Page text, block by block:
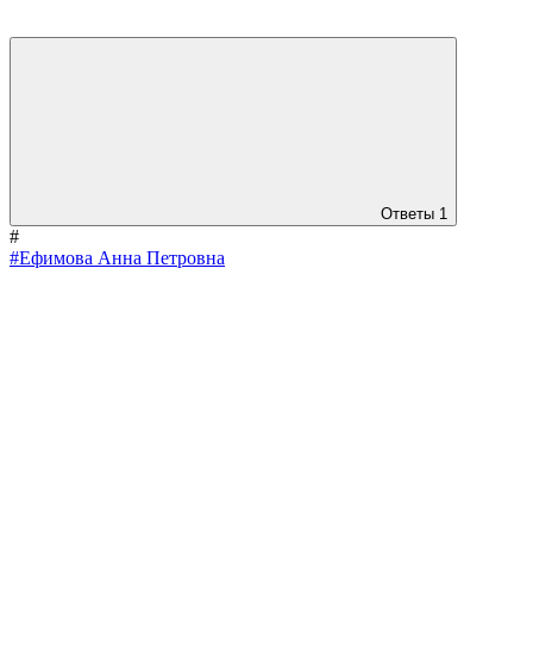
Ответы 1
#
#Ефимова Анна Петровна